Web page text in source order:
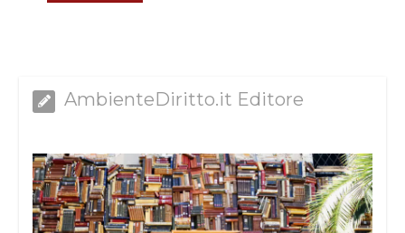
AmbienteDiritto.it Editore